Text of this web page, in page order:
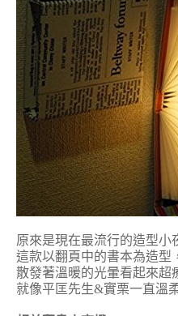
原來是現在最流行的造型小
這款以翻頁中的書本為造型
散發著溫暖的光暈看起來超
就像平匡先生&實栗一直溫